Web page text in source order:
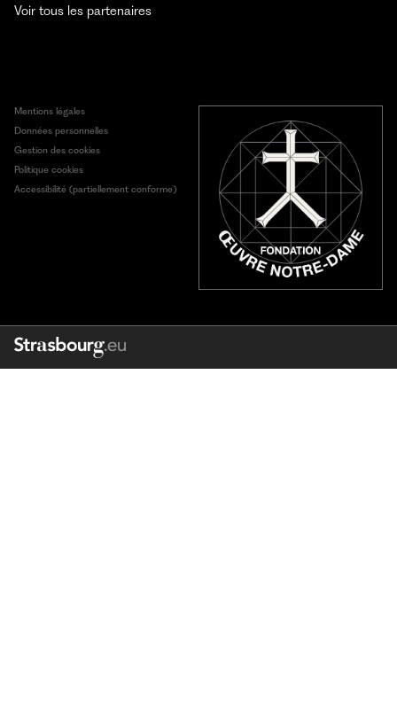
Voir tous les partenaires
Mentions légales
Données personnelles
Gestion des cookies
Politique cookies
Accessibilité (partiellement conforme)